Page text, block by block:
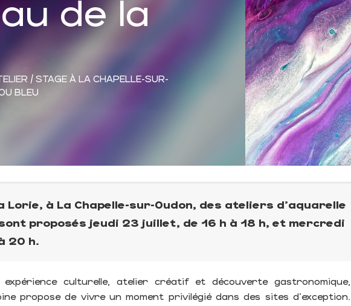
de la
/ STAGE À LA CHAPELLE-SUR-
BLEU
Lorie, à La Chapelle-sur-Oudon, des ateliers d'aquarelle
proposés jeudi 23 juillet, de 16 h à 18 h, et mercredi
20 h.
expérience culturelle, atelier créatif et découverte gastronomique,
propose de vivre un moment privilégié dans des sites d'exception.